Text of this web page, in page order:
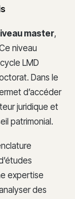
master,
niveau
LMD
Dans le
d’accéder
juridique et
patrimonial.
expertise
des